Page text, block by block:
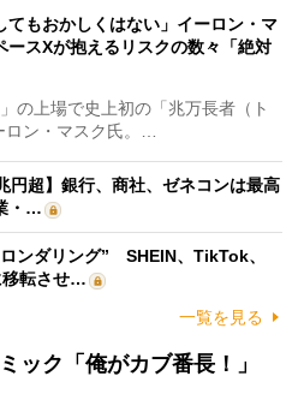
てもおかしくはない」イーロン・マ
ースXが抱えるリスクの数々「絶対
の上場で史上初の「兆万長者（ト
ン・マスク氏。…
円超】銀行、商社、ゼネコンは最高
・…
ンダリング” SHEIN、TikTok、
転させ…
一覧を見る
ック「俺がカブ番長！」